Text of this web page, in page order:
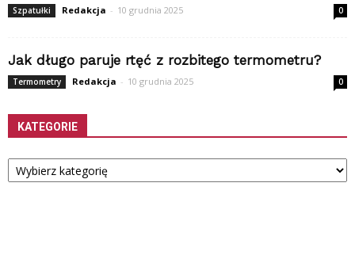
Szpatułki Redakcja - 10 grudnia 2025 0
Jak długo paruje rtęć z rozbitego termometru?
Termometry Redakcja - 10 grudnia 2025 0
KATEGORIE
Kategorie